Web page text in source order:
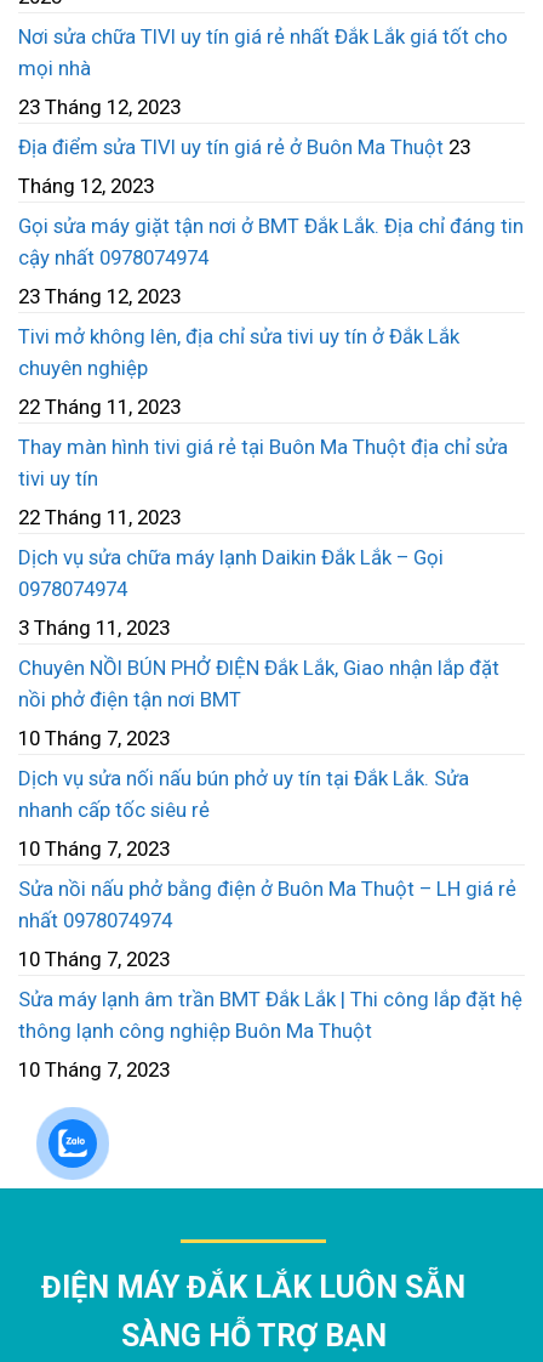
Nơi sửa chữa TIVI uy tín giá rẻ nhất Đắk Lắk giá tốt cho
mọi nhà
23 Tháng 12, 2023
Địa điểm sửa TIVI uy tín giá rẻ ở Buôn Ma Thuột 23
Tháng 12, 2023
Gọi sửa máy giặt tận nơi ở BMT Đắk Lắk. Địa chỉ đáng tin
cậy nhất 0978074974
23 Tháng 12, 2023
Tivi mở không lên, địa chỉ sửa tivi uy tín ở Đắk Lắk
chuyên nghiệp
22 Tháng 11, 2023
Thay màn hình tivi giá rẻ tại Buôn Ma Thuột địa chỉ sửa
tivi uy tín
22 Tháng 11, 2023
Dịch vụ sửa chữa máy lạnh Daikin Đắk Lắk – Gọi
0978074974
3 Tháng 11, 2023
Chuyên NỒI BÚN PHỞ ĐIỆN Đắk Lắk, Giao nhận lắp đặt
nồi phở điện tận nơi BMT
10 Tháng 7, 2023
Dịch vụ sửa nối nấu bún phở uy tín tại Đắk Lắk. Sửa
nhanh cấp tốc siêu rẻ
10 Tháng 7, 2023
Sửa nồi nấu phở bằng điện ở Buôn Ma Thuột – LH giá rẻ
nhất 0978074974
10 Tháng 7, 2023
Sửa máy lạnh âm trần BMT Đắk Lắk | Thi công lắp đặt hệ
thông lạnh công nghiệp Buôn Ma Thuột
10 Tháng 7, 2023
ĐIỆN MÁY ĐẮK LẮK LUÔN SẴN
SÀNG HỖ TRỢ BẠN